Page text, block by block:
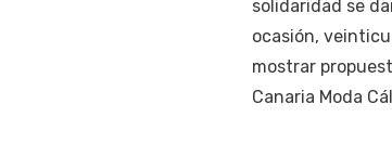
solidaridad se
ocasión,
mostrar
Canaria Moda